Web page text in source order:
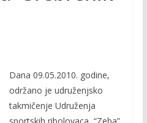
Dana 09.05.2010. godine,
održano je udruženjsko
takmičenje Udruženja